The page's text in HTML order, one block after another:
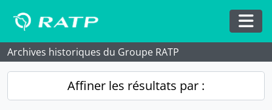
Archives historiques du Groupe RATP
Affiner les résultats par :